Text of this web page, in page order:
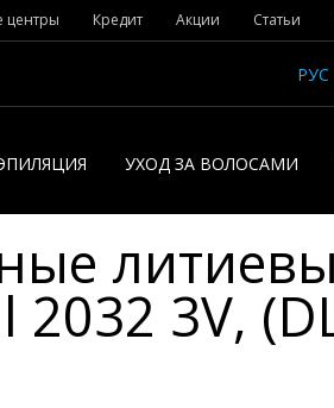
центры Кредит Акции Статьи
РУС
УХОД ЗА ВОЛОСАМИ
2032 3V,